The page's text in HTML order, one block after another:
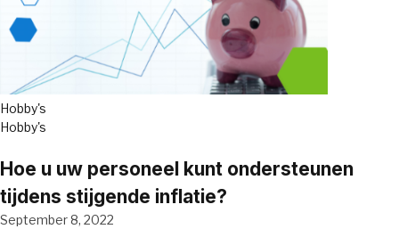
Hobby's
Hobby's
Hoe u uw personeel kunt ondersteunen
tijdens stijgende inflatie?
September 8, 2022